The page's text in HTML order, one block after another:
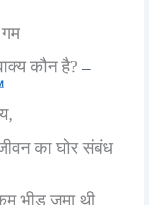
कौन है?—
,
का घोर संबंध
भीड़ जमा थी